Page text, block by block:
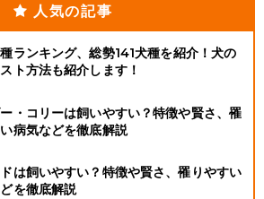
人気の記事
ランキング、総勢141犬種を紹介！犬の
ト方法も紹介します！
・コリーは飼いやすい？特徴や賢さ、罹
病気などを徹底解説
は飼いやすい？特徴や賢さ、罹りやすい
を徹底解説